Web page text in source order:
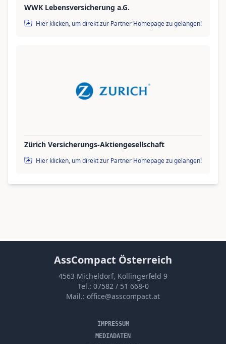
WWK Lebensversicherung a.G.
Hier klicken, um direkt zur Partner Homepage zu gelangen!
Zürich Versicherungs-Aktiengesellschaft
Hier klicken, um direkt zur Partner Homepage zu gelangen!
AssCompact Österreich
4563 Micheldorf, Kollingerfeld 9
Tel.: 07582 / 51 668-0
Mail.: office@asscompact.at
IMPRESSUM
MEDIADATEN